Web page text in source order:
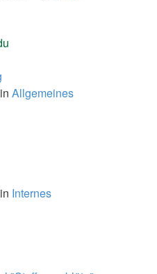
Allgemeines
Internes